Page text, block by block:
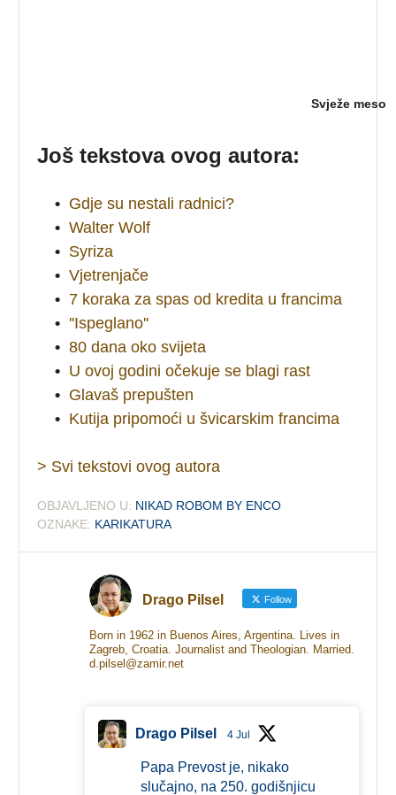
Svježe meso
Još tekstova ovog autora:
• Gdje su nestali radnici?
• Walter Wolf
• Syriza
• Vjetrenjače
• 7 koraka za spas od kredita u francima
• ''Ispeglano''
• 80 dana oko svijeta
• U ovoj godini očekuje se blagi rast
• Glavaš prepušten
• Kutija pripomoći u švicarskim francima
> Svi tekstovi ovog autora
OBJAVLJENO U: NIKAD ROBOM BY ENCO
OZNAKE: KARIKATURA
Drago Pilsel Follow
Born in 1962 in Buenos Aires, Argentina. Lives in
Zagreb, Croatia. Journalist and Theologian. Married.
d.pilsel@zamir.net
Drago Pilsel 4 Jul
Papa Prevost je, nikako
slučajno, na 250. godišnjicu